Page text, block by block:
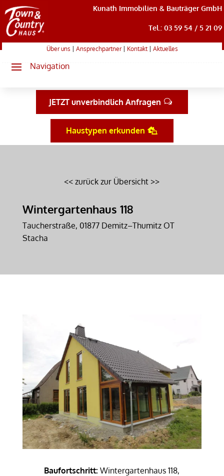
Kunath Immobilien & Bauträger GmbH
Tel.: 03 59 54 / 5 21 09
Über uns Ansprechpartner| Kontakt| Aktuelles
JETZT unverbindlich Anfragen
Haustypen erkunden
<< zurück zur Übersicht >>
Wintergartenhaus 118
Taucherstraße, 01877 Demitz–Thumitz OT
Stacha
Baufortschritt: Wintergartenhaus 118,